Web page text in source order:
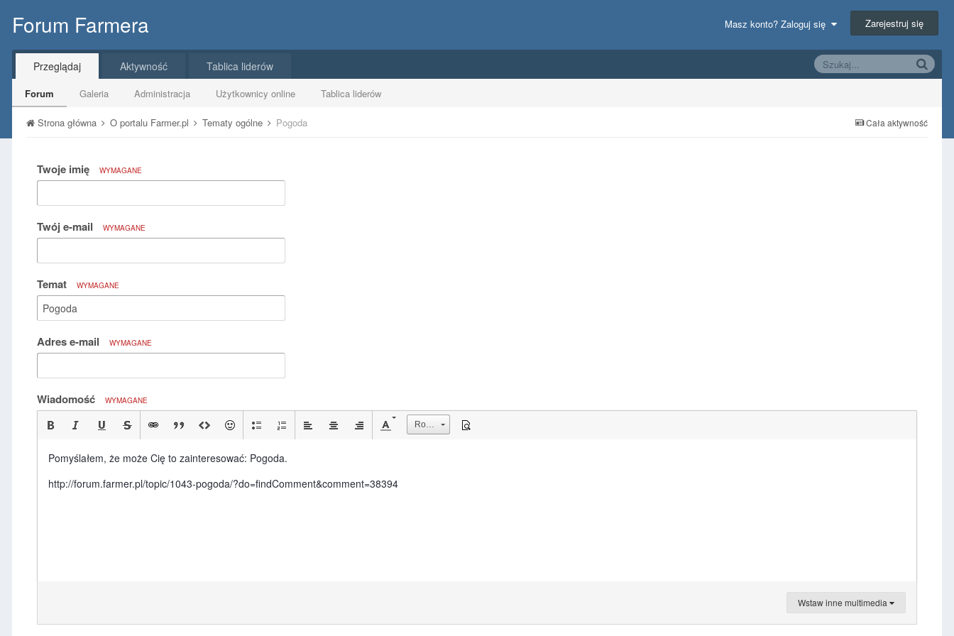
Forum Farmera Masz konto? Zaloguj się Zarejestruj się
Przeglądaj
Forum Galeria Administracja Użytkownicy online Tablica liderów
Aktywność Tablica liderów
Cała aktywność
Strona główna O portalu Farmer.pl Tematy ogólne Pogoda
Twoje imię WYMAGANE
Twój e-mail WYMAGANE
Temat WYMAGANE
Adres e-mail WYMAGANE
Wiadomość WYMAGANE
Rozmiar
Pomyślałem, że może Cię to zainteresować: Pogoda.
http://forum.farmer.pl/topic/1043-pogoda/?do=findComment&comment=38394
Wstaw inne multimedia